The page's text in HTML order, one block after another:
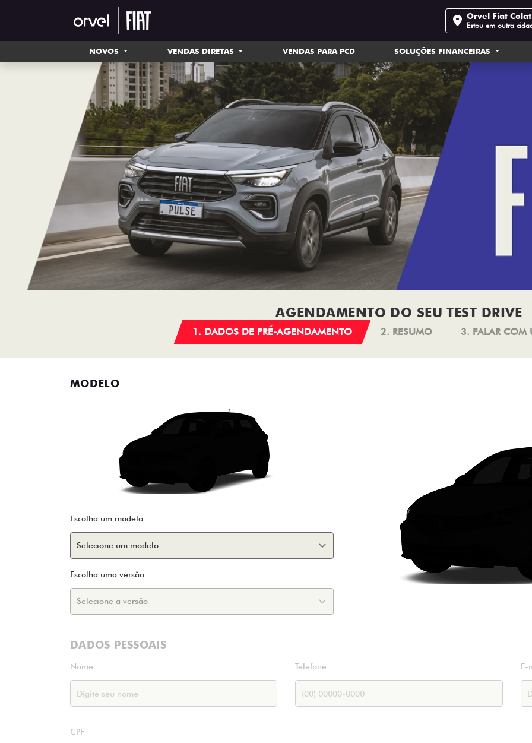
Orvel Fiat
Estou em outra
NOVOS VENDAS DIRETAS VENDAS PARA PCD SOLUÇÕES FINANCEIRAS
AGENDAMENTO DO SEU TEST DRIVE
1. DADOS DE PRÉ-AGENDAMENTO 2. RESUMO 3. FALAR COM
MODELO
Escolha um modelo
Escolha uma versão
DADOS PESSOAIS
Nome Telefone E-
CPF